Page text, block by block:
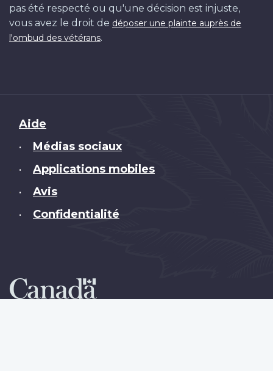
pas été respecté ou qu'une décision est injuste,
vous avez le droit de déposer une plainte auprès de
l'ombud des vétérans.
Brand
Aide
• Médias sociaux
• Applications mobiles
• Avis
• Confidentialité